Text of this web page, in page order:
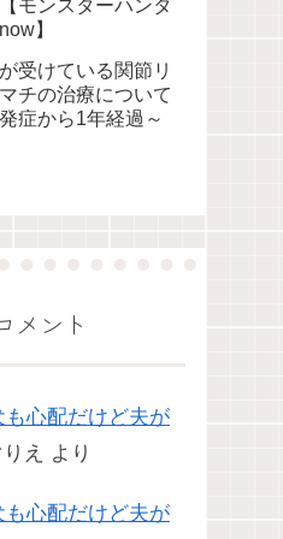
モンスターハンタ
】
受けている関節リ
チの治療について
症から1年経過～
メント
心配だけど夫が
え より
心配だけど夫が